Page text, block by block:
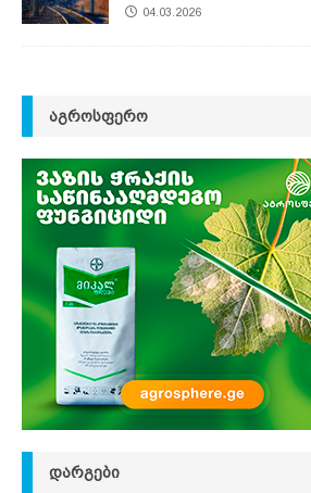
04.03.2026
ᲐᲒᲠᲝᲡᲤᲔᲠᲝ
ᲓᲐᲠᲒᲔᲑᲘ